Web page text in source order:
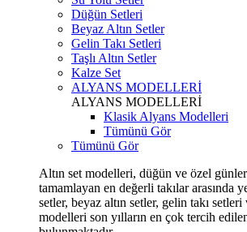
Düğün Setleri
Beyaz Altın Setler
Gelin Takı Setleri
Taşlı Altın Setler
Kalze Set
ALYANS MODELLERİ
ALYANS MODELLERİ
Klasik Alyans Modelleri
Tümünü Gör
Tümünü Gör
Altın set modelleri, düğün ve özel
tamamlayan en değerli takılar arasında
setler, beyaz altın setler, gelin takı setleri
modelleri son yılların en çok tercih